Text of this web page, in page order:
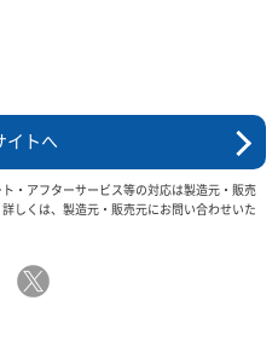
イトへ
・アフターサービス等の対応は製造元・販売
しくは、製造元・販売元にお問い合わせいた